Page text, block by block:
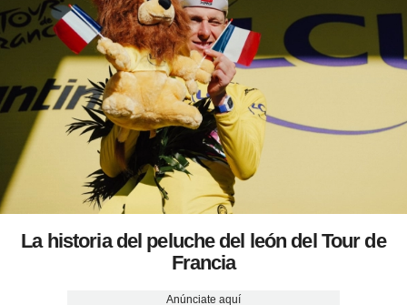
La historia del peluche del león del Tour de
Francia
Anúnciate aquí